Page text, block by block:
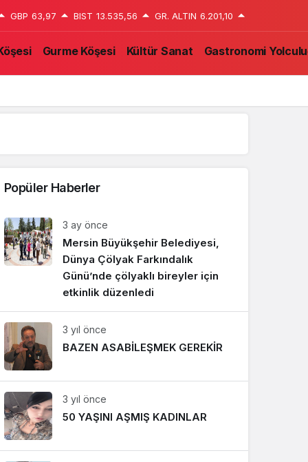
GBP 63,97 BIST 13.535,56 GR. ALTIN 6.201,10
Gurme Köşesi Kültür Sanat Gastronomi
Popüler Haberler
3 ay önce
Mersin Büyükşehir Belediyesi,
Dünya Çölyak Farkındalık
Günü’nde çölyaklı bireyler için
etkinlik düzenledi
3 yıl önce
BAZEN ASABİLEŞMEK GEREKİR
3 yıl önce
50 YAŞINI AŞMIŞ KADINLAR